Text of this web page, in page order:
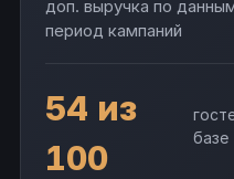
доп. выручка по
период кампаний
54 из
100
базе